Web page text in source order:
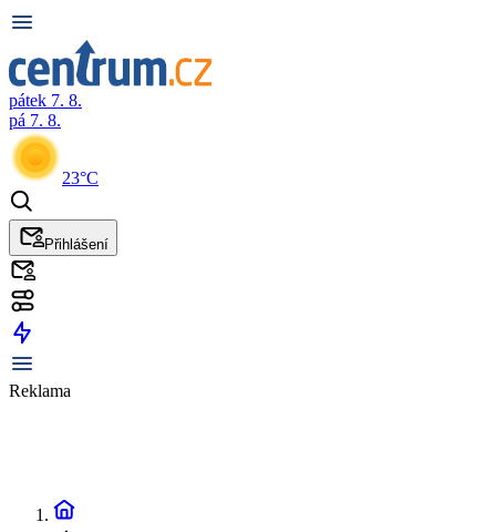
pátek 7. 8.
pá 7. 8.
23°C
Přihlášení
Reklama